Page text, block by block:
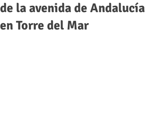
de la avenida de Andalucía
en Torre del Mar